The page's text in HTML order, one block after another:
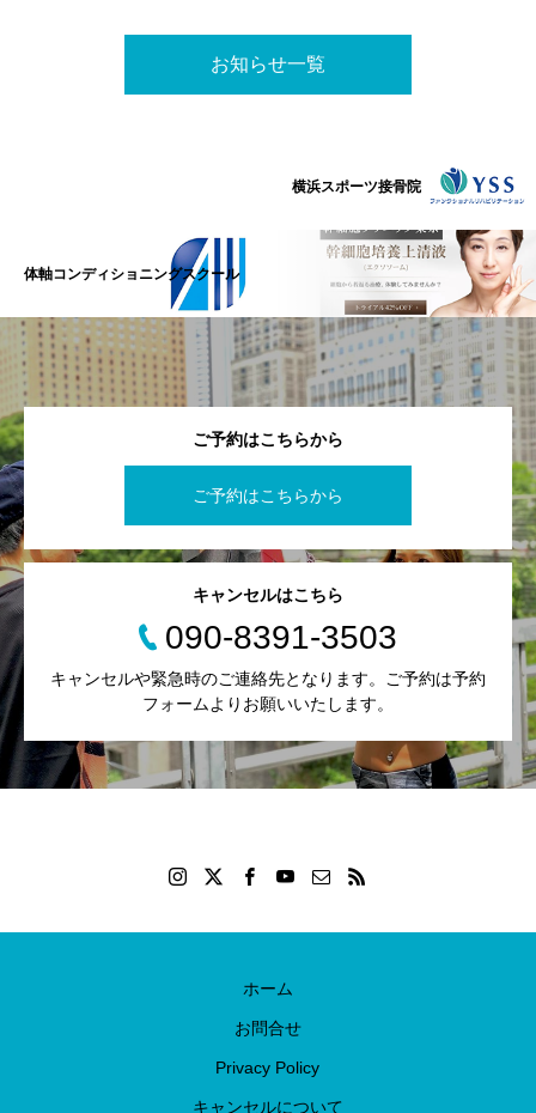
お知らせ一覧
横浜スポーツ接骨院
体軸コンディショニングスクール
ご予約はこちらから
ご予約はこちらから
キャンセルはこちら
090-8391-3503
キャンセルや緊急時のご連絡先となります。ご予約は予約
フォームよりお願いいたします。
ホーム
お問合せ
Privacy Policy
キャンセルについて